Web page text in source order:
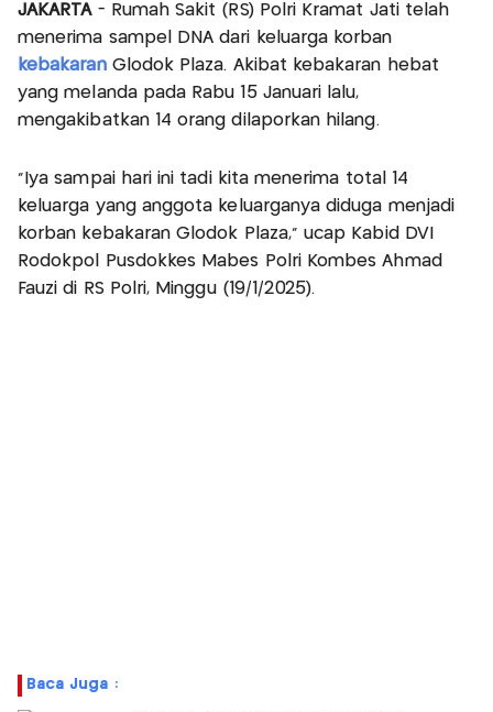
JAKARTA- Rumah Sakit (RS) Polri Kramat Jati telah
menerima sampel DNA dari keluarga korban
kebakaran Glodok Plaza. Akibat kebakaran hebat
yang melanda pada Rabu 15 Januari lalu,
mengakibatkan 14 orang dilaporkan hilang.
"Iya sampai hari ini tadi kita menerima total 14
keluarga yang anggota keluarganya diduga menjadi
korban kebakaran Glodok Plaza," ucap Kabid DVI
Rodokpol Pusdokkes Mabes Polri Kombes Ahmad
Fauzi di RS Polri, Minggu (19/1/2025).
Baca Juga :